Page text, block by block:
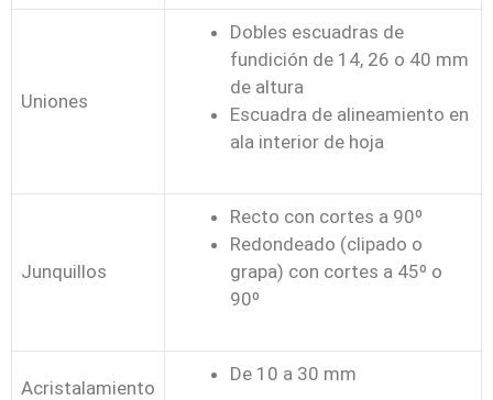
Uniones
Dobles escuadras de
fundición de 14, 26 o 40 mm
de altura
Escuadra de alineamiento en
ala interior de hoja
Junquillos
Recto con cortes a 90º
Redondeado (clipado o
grapa) con cortes a 45º o
90º
Acristalamiento
De 10 a 30 mm